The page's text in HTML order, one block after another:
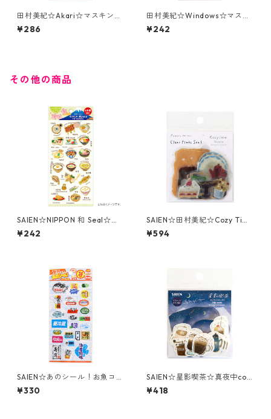
田村美紀☆Akari☆マスキング
シール☆(J291)☆SAIEN☆銀箔
¥286
田村美紀☆Windows☆マスキ
ングシール☆(J294)☆SAIEN
☆
¥242
その他の商品
SAIEN☆NIPPON 和 Seal☆シ
ール☆和食（J223）
¥242
SAIEN☆田村美紀☆Cozy Time
☆クリアフレークシール☆Y-0
038☆金箔押し
¥594
SAIEN☆あのシール！お魚コー
ナー☆透明シール☆(J329)
¥330
SAIEN☆星影喫茶☆真夜中coff
ee☆フレークシール☆Y-002
8
¥418